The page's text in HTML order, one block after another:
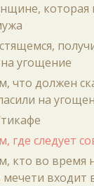
которая
угощение
что должен
на
где следует
кто во время
входит